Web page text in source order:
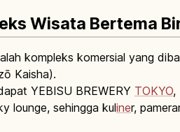
Wisata Bertema
kompleks komersial yang
Kaisha).
YEBISU BREWERY TOKYO,
lounge, sehingga kuliner,